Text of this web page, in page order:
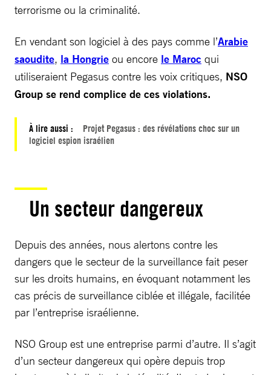
terrorisme ou la criminalité.
En vendant son logiciel à des pays comme l’Arabie
saoudite, la Hongrie ou encore le Maroc qui
utiliseraient Pegasus contre les voix critiques, NSO
Group se rend complice de ces violations.
À lire aussi :
Projet Pegasus : des révélations choc sur un
logiciel espion israélien
Un secteur dangereux
Depuis des années, nous alertons contre les
dangers que le secteur de la surveillance fait peser
sur les droits humains, en évoquant notamment les
cas précis de surveillance ciblée et illégale, facilitée
par l’entreprise israélienne.
NSO Group est une entreprise parmi d’autre. Il s’agit
d’un secteur dangereux qui opère depuis trop